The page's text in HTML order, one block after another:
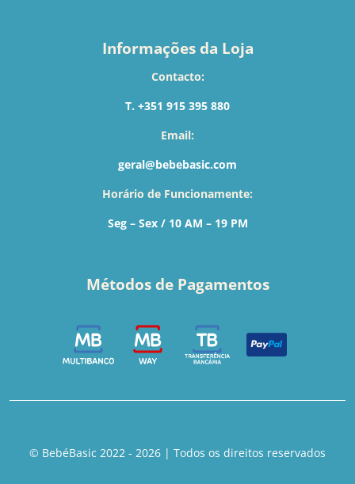
Informações da Loja
Contacto:
T. +351 915 395 880
Email:
geral@bebebasic.com
Horário de Funcionamente:
Seg – Sex / 10 AM – 19 PM
Métodos de Pagamentos
© BebéBasic 2022 - 2026 | Todos os direitos reservados